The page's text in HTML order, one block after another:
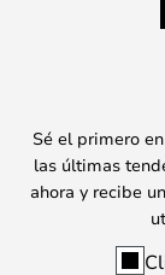
Sé el primero
las últimas
ahora y recibe un